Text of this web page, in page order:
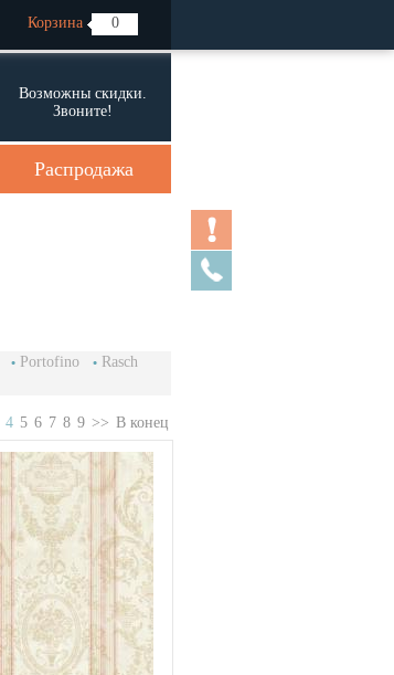
Корзина 0
Возможны скидки.
Звоните!
Распродажа
Portofino
Rasch
4 5 6 7 8 9 >> В конец